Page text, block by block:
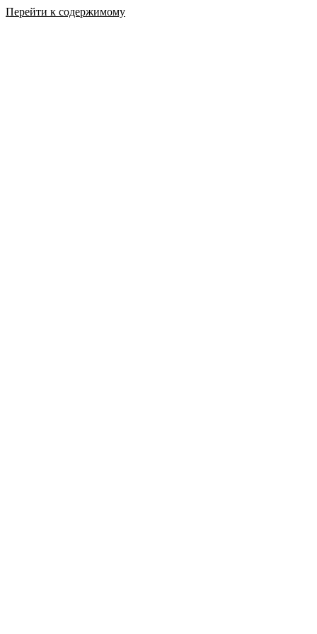
Перейти к содержимому